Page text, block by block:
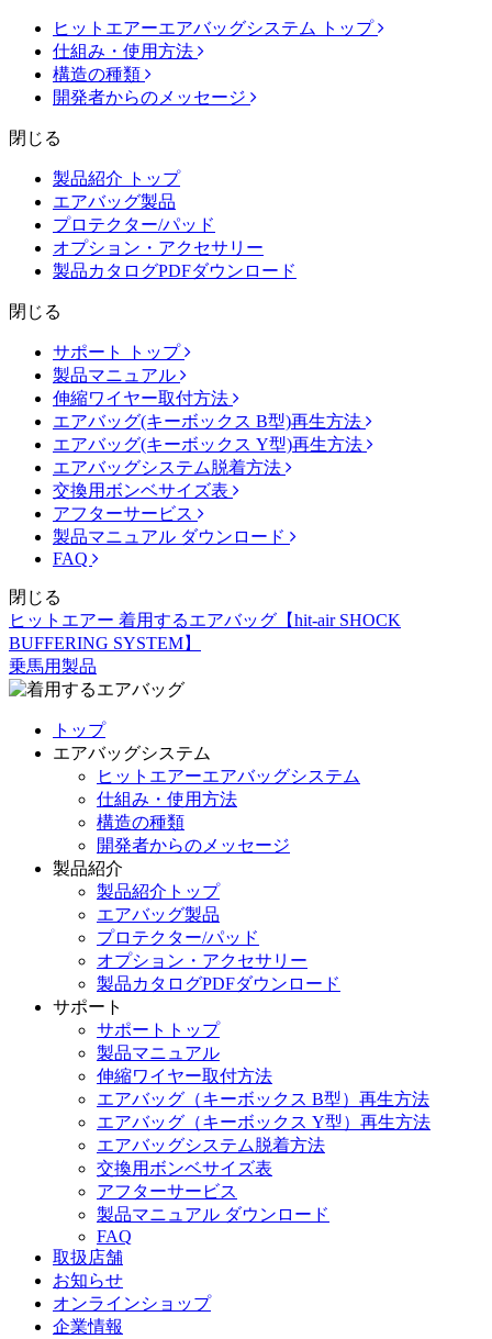
ヒットエアーエアバッグシステム トップ
仕組み・使用方法
構造の種類
開発者からのメッセージ
閉じる
製品紹介 トップ
エアバッグ製品
プロテクター/パッド
オプション・アクセサリー
製品カタログPDFダウンロード
閉じる
サポート トップ
製品マニュアル
伸縮ワイヤー取付方法
エアバッグ(キーボックス B型)再生方法
エアバッグ(キーボックス Y型)再生方法
エアバッグシステム脱着方法
交換用ボンベサイズ表
アフターサービス
製品マニュアル ダウンロード
FAQ
閉じる
ヒットエアー 着用するエアバッグ【hit-air SHOCK
BUFFERING SYSTEM】
乗馬用製品
トップ
エアバッグシステム
ヒットエアーエアバッグシステム
仕組み・使用方法
構造の種類
開発者からのメッセージ
製品紹介
製品紹介トップ
エアバッグ製品
プロテクター/パッド
オプション・アクセサリー
製品カタログPDFダウンロード
サポート
サポートトップ
製品マニュアル
伸縮ワイヤー取付方法
エアバッグ（キーボックス B型）再生方法
エアバッグ（キーボックス Y型）再生方法
エアバッグシステム脱着方法
交換用ボンベサイズ表
アフターサービス
製品マニュアル ダウンロード
FAQ
取扱店舗
お知らせ
オンラインショップ
企業情報